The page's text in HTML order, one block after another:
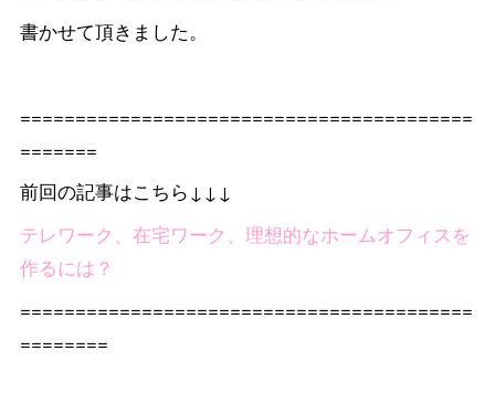
書かせて頂きました。
=========================================
=======
前回の記事はこちら↓↓↓
テレワーク、在宅ワーク、理想的なホームオフィスを
作るには？
=========================================
========